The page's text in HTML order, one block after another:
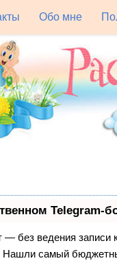
Обо мне
Telegram-
— без ведения
Нашли самый